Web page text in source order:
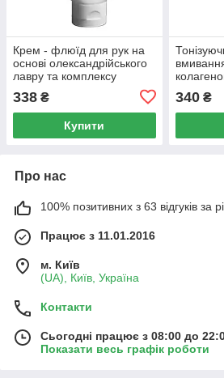
Крем - флюїд для рук на
основі олександрійського
лавру та комплексу
338 ₴
Купити
340₴
Про нас
100% позитивних з 63 відгуків за
Працює з 11.01.2016
м. Київ
(UA), Київ, Україна
Контакти
Сьогодні працює з 08:00 до
Показати весь графік роботи